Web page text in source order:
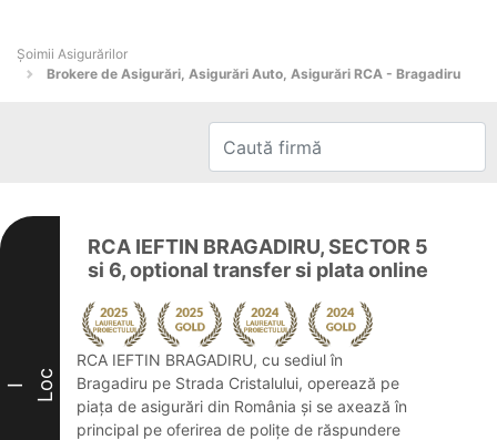
Șoimii Asigurărilor
Brokere de Asigurări, Asigurări Auto, Asigurări RCA - Bragadiru
I Loc
RCA IEFTIN BRAGADIRU, SECTOR 5
si 6, optional transfer si plata online
RCA IEFTIN BRAGADIRU, cu sediul în
Bragadiru pe Strada Cristalului, operează pe
piața de asigurări din România și se axează în
principal pe oferirea de polițe de răspundere